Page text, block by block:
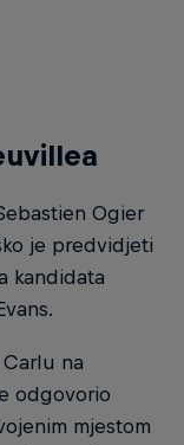
Ogier
je predvidjeti
kandidata
na
odgovorio
mjestom